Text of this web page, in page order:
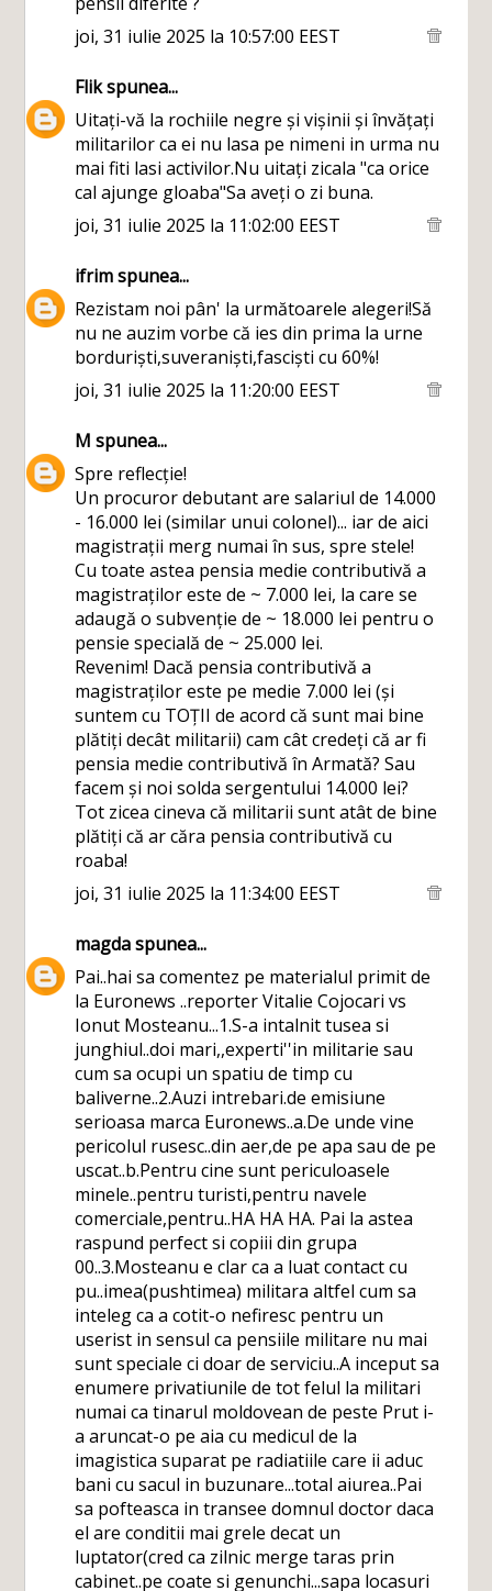
joi, 31 iulie 2025 la 10:57:00 EEST
Flikspunea...
Uitați-vă la rochiile negre și vișinii și învățați
militarilor ca ei nu lasa pe nimeni in urma nu
mai fiti lasi activilor.Nu uitați zicala "ca orice
cal ajunge gloaba"Sa aveți o zi buna.
joi, 31 iulie 2025 la 11:02:00 EEST
ifrimspunea...
Rezistam noi pân' la următoarele alegeri!Să
nu ne auzim vorbe că ies din prima la urne
borduriști,suveraniști,fasciști cu 60%!
joi, 31 iulie 2025 la 11:20:00 EEST
M spunea...
Spre reflecție!
Un procuror debutant are salariul de 14.000
- 16.000 lei (similar unui colonel)... iar de aici
magistrații merg numai în sus, spre stele!
Cu toate astea pensia medie contributivă a
magistraților este de ~ 7.000 lei, la care se
adaugă o subvenție de ~ 18.000 lei pentru o
pensie specială de ~ 25.000 lei.
Revenim! Dacă pensia contributivă a
magistraților este pe medie 7.000 lei (și
suntem cu TOȚII de acord că sunt mai bine
plătiți decât militarii) cam cât credeți că ar fi
pensia medie contributivă în Armată? Sau
facem și noi solda sergentului 14.000 lei?
Tot zicea cineva că militarii sunt atât de bine
plătiți că ar căra pensia contributivă cu
roaba!
joi, 31 iulie 2025 la 11:34:00 EEST
magdaspunea...
Pai..hai sa comentez pe materialul primit de
la Euronews ..reporter Vitalie Cojocari vs
Ionut Mosteanu...1.S-a intalnit tusea si
junghiul..doi mari,,experti''in militarie sau
cum sa ocupi un spatiu de timp cu
baliverne..2.Auzi intrebari.de emisiune
serioasa marca Euronews..a.De unde vine
pericolul rusesc..din aer,de pe apa sau de pe
uscat..b.Pentru cine sunt periculoasele
minele..pentru turisti,pentru navele
comerciale,pentru..HA HA HA. Pai la astea
raspund perfect si copiii din grupa
00..3.Mosteanu e clar ca a luat contact cu
pu..imea(pushtimea) militara altfel cum sa
inteleg ca a cotit-o nefiresc pentru un
userist in sensul ca pensiile militare nu mai
sunt speciale ci doar de serviciu..A inceput sa
enumere privatiunile de tot felul la militari
numai ca tinarul moldovean de peste Prut i-
a aruncat-o pe aia cu medicul de la
imagistica suparat pe radiatiile care ii aduc
bani cu sacul in buzunare...total aiurea..Pai
sa pofteasca in transee domnul doctor daca
el are conditii mai grele decat un
luptator(cred ca zilnic merge taras prin
cabinet..pe coate si genunchi...sapa locasuri